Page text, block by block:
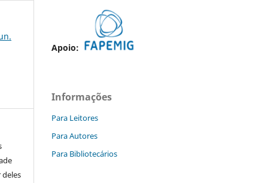
Apoio:
Informações
Para Leitores
Para Autores
Para Bibliotecários